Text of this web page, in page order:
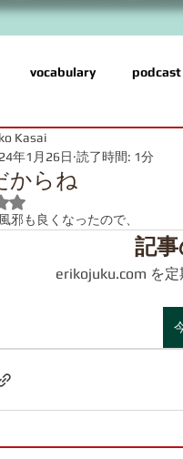
vocabulary podcast
Grammar
からね
Kasai
年1月26日 読了時間: 1分
星のうちNaNと評価されていま
邪も良くなったので、
記
erikojuku.com を定